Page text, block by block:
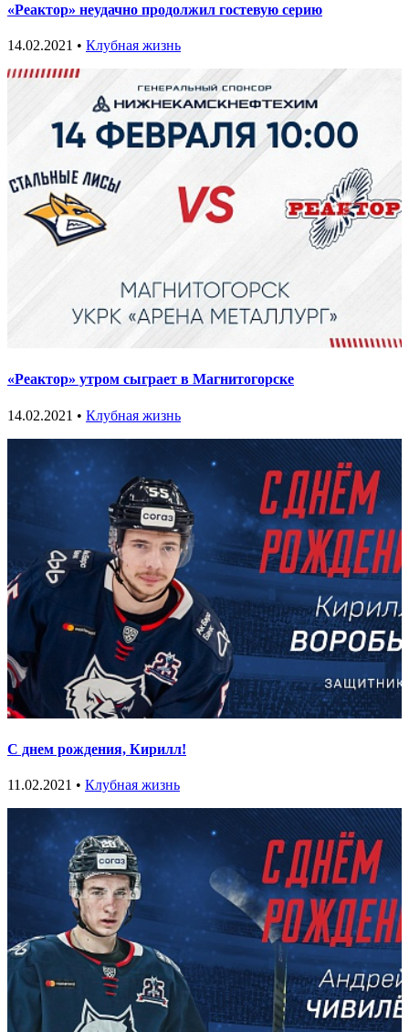
«Реактор» неудачно продолжил гостевую серию
14.02.2021 • Клубная жизнь
«Реактор» утром сыграет в Магнитогорске
14.02.2021 • Клубная жизнь
С днем рождения, Кирилл!
11.02.2021 • Клубная жизнь